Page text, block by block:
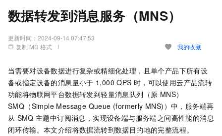
数据转发到消息服务（MNS）
更新时间： 2024-09-14 07:47:53
复制 MD 格式
我的收藏
当需要对设备数据进行复杂或精细化处理，且单个产品下所有设
备或指定设备的消息量小于 1,000 QPS 时，可以使用云产品流转
功能将物联网平台数据转发到轻量消息队列（原 MNS）
SMQ（Simple Message Queue (formerly MNS)） 中，服务端再
从 SMQ 主题中订阅消息，实现设备端与服务端之间高性能的消息
闭环传输。本文介绍将数据流转到数据目的地的完整流程。